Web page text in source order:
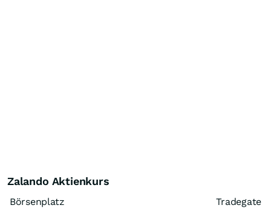
Zalando Aktienkurs
Börsenplatz
Tradegate